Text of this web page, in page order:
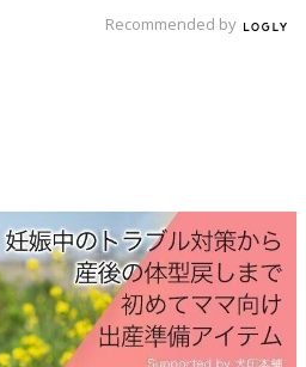
Recommended by
産後はお世話で大忙し、出
ておきたいことをわかりや